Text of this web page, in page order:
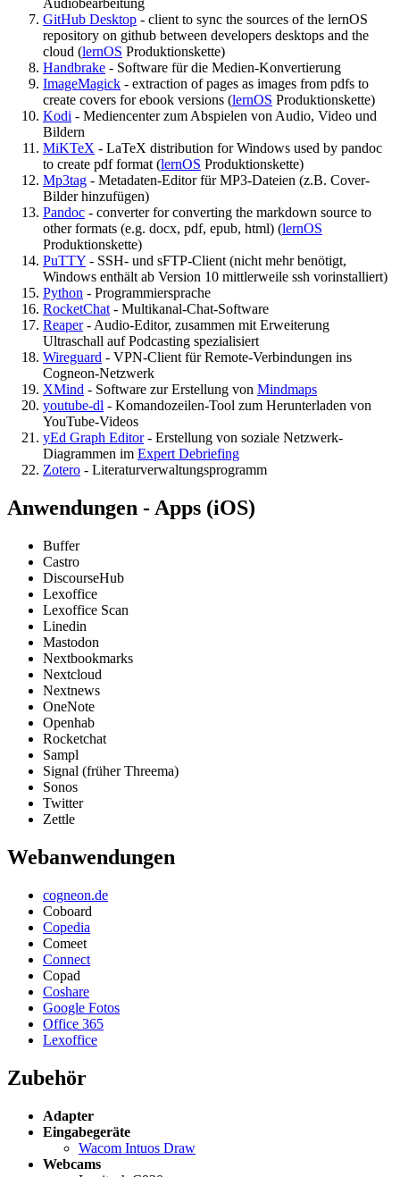
Audiobearbeitung
GitHub Desktop - client to sync the sources of the lernOS
repository on github between developers desktops and the
cloud (lernOS Produktionskette)
Handbrake - Software für die Medien-Konvertierung
ImageMagick - extraction of pages as images from pdfs to
create covers for ebook versions (lernOS Produktionskette)
Kodi - Mediencenter zum Abspielen von Audio, Video und
Bildern
MiKTeX - LaTeX distribution for Windows used by pandoc
to create pdf format (lernOS Produktionskette)
Mp3tag - Metadaten-Editor für MP3-Dateien (z.B. Cover-
Bilder hinzufügen)
Pandoc - converter for converting the markdown source to
other formats (e.g. docx, pdf, epub, html) (lernOS
Produktionskette)
PuTTY - SSH- und sFTP-Client (nicht mehr benötigt,
Windows enthält ab Version 10 mittlerweile ssh vorinstalliert)
Python - Programmiersprache
RocketChat- Multikanal-Chat-Software
Reaper- Audio-Editor, zusammen mit Erweiterung
Ultraschall auf Podcasting spezialisiert
Wireguard - VPN-Client für Remote-Verbindungen ins
Cogneon-Netzwerk
XMind - Software zur Erstellung von Mindmaps
youtube-dl - Komandozeilen-Tool zum Herunterladen von
YouTube-Videos
yEd Graph Editor- Erstellung von soziale Netzwerk-
Diagrammen im Expert Debriefing
Zotero - Literaturverwaltungsprogramm
Anwendungen - Apps (iOS)
Buffer
Castro
DiscourseHub
Lexoffice
Lexoffice Scan
Linedin
Mastodon
Nextbookmarks
Nextcloud
Nextnews
OneNote
Openhab
Rocketchat
Sampl
Signal (früher Threema)
Sonos
Twitter
Zettle
Webanwendungen
cogneon.de
Coboard
Copedia
Comeet
Connect
Copad
Coshare
Google Fotos
Office 365
Lexoffice
Zubehör
Adapter
Eingabegeräte
Wacom Intuos Draw
Webcams